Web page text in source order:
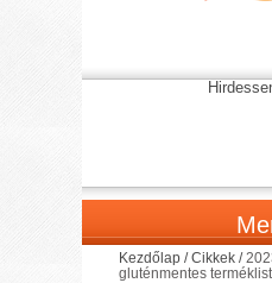
Kezdőlap /Cikkek /
gluténmentes